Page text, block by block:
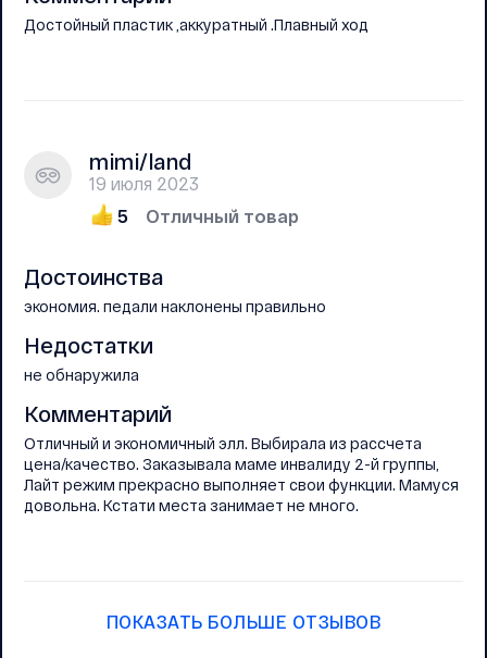
Достойный пластик ,аккуратный .Плавный ход
mimi/land
19 июля 2023
5
Отличный товар
Достоинства
экономия. педали наклонены правильно
Недостатки
не обнаружила
Комментарий
Отличный и экономичный элл. Выбирала из рассчета
цена/качество. Заказывала маме инвалиду 2-й группы,
Лайт режим прекрасно выполняет свои функции. Мамуся
довольна. Кстати места занимает не много.
ПОКАЗАТЬ БОЛЬШЕ ОТЗЫВОВ